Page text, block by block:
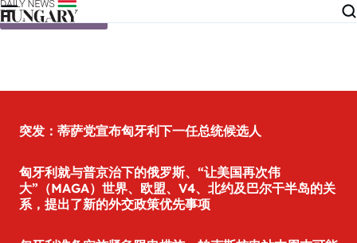
Skip to content
突发：蒂萨党宣布匈牙利下一任总统候选人
匈牙利就与普京治下的俄罗斯、“让美国再次伟
大”（MAGA）世界、欧盟、V4、北约及巴尔干半岛的关
系，提出了新的外交政策优先事项